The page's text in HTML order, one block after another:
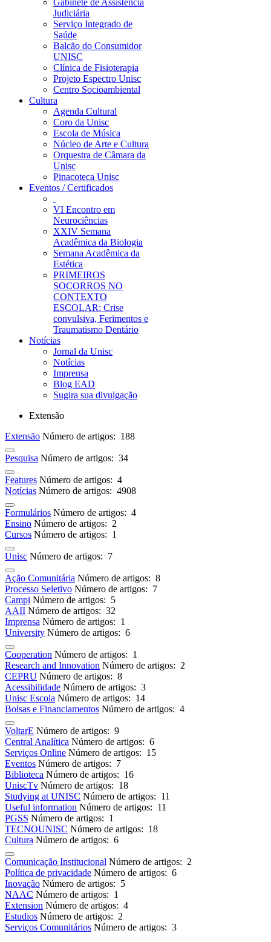
Gabinete de Assistência
Judiciária
Serviço Integrado de
Saúde
Balcão do Consumidor
UNISC
Clínica de Fisioterapia
Projeto Espectro Unisc
Centro Socioambiental
Cultura
Agenda Cultural
Coro da Unisc
Escola de Música
Núcleo de Arte e Cultura
Orquestra de Câmara da
Unisc
Pinacoteca Unisc
Eventos / Certificados
VI Encontro em
Neurociências
XXIV Semana
Acadêmica da Biologia
Semana Acadêmica da
Estética
PRIMEIROS
SOCORROS NO
CONTEXTO
ESCOLAR: Crise
convulsiva, Ferimentos e
Traumatismo Dentário
Notícias
Jornal da Unisc
Notícias
Imprensa
Blog EAD
Sugira sua divulgação
Extensão
Extensão Número de artigos: 188
Pesquisa Número de artigos: 34
Features Número de artigos: 4
Notícias Número de artigos: 4908
Formulários Número de artigos: 4
Ensino Número de artigos: 2
Cursos Número de artigos: 1
Unisc Número de artigos: 7
Ação Comunitária Número de artigos: 8
Processo Seletivo Número de artigos: 7
Campi Número de artigos: 5
AAII Número de artigos: 32
Imprensa Número de artigos: 1
University Número de artigos: 6
Cooperation Número de artigos: 1
Research and Innovation Número de artigos: 2
CEPRU Número de artigos: 8
Acessibilidade Número de artigos: 3
Unisc Escola Número de artigos: 14
Bolsas e Financiamentos Número de artigos: 4
VoltarE Número de artigos: 9
Central Analítica Número de artigos: 6
Serviços Online Número de artigos: 15
Eventos Número de artigos: 7
Biblioteca Número de artigos: 16
UniscTv Número de artigos: 18
Studying at UNISC Número de artigos: 11
Useful information Número de artigos: 11
PGSS Número de artigos: 1
TECNOUNISC Número de artigos: 18
Cultura Número de artigos: 6
Comunicação Institucional Número de artigos: 2
Política de privacidade Número de artigos: 6
Inovação Número de artigos: 5
NAAC Número de artigos: 1
Extension Número de artigos: 4
Estudios Número de artigos: 2
Serviços Comunitários Número de artigos: 3